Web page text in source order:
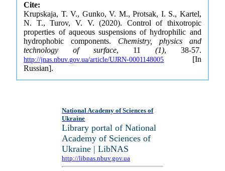
Cite:
Krupskaja, T. V., Gunko, V. M., Protsak, I. S., Kartel,
N. T., Turov, V. V. (2020). Control of thixotropic
properties of aqueous suspensions of hydrophilic and
hydrophobic components. Chemistry, physics and
technology of surface, 11 (1), 38-57.
http://jnas.nbuv.gov.ua/article/UJRN-0001148005 [In
Russian].
National Academy of Sciences of
Ukraine
Library portal of National
Academy of Sciences of
Ukraine | LibNAS
http://libnas.nbuv.gov.ua